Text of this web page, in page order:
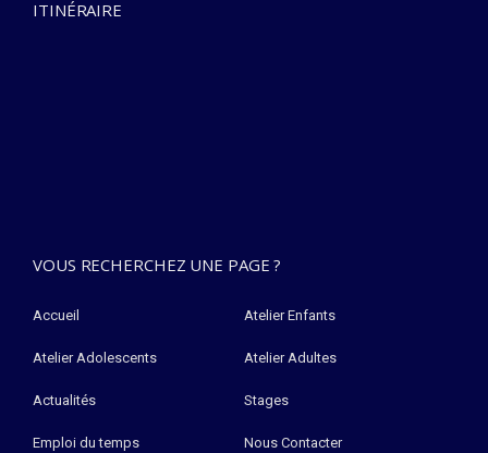
ITINÉRAIRE
VOUS RECHERCHEZ UNE PAGE ?
Accueil Atelier Enfants
Atelier Adolescents Atelier Adultes
Actualités Stages
Emploi du temps Nous Contacter